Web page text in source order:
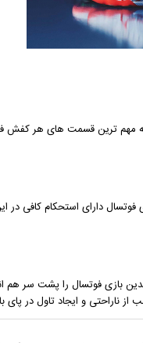
ترین قسمت های هر کفش
دارای استحکام کافی در
بازی فوتسال را پشت سر هم
ناراحتی و ایجاد تاول در پای